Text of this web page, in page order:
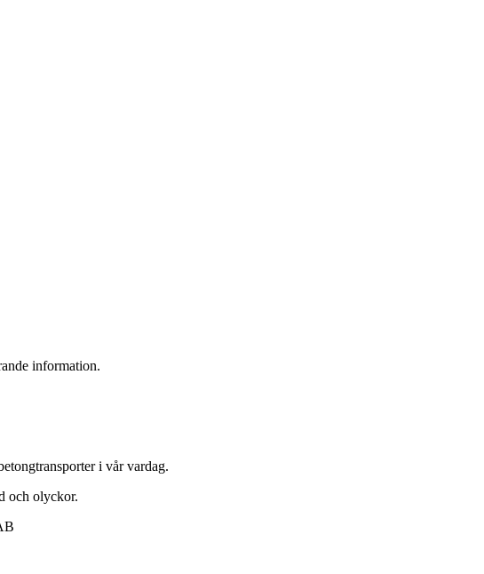
information.
i vår vardag.
och olyckor.